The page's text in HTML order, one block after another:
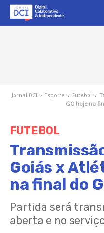
Jornal DCI › Esporte › Futebol ›
GO hoje na
FUTEBOL
Goiás x
na final do
Partida será
aberta e no